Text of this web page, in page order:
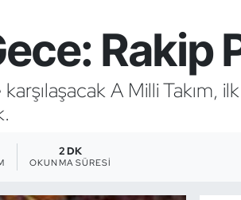
Rakip
A Milli Takım,
2 DK
OKUNMA SÜRESI